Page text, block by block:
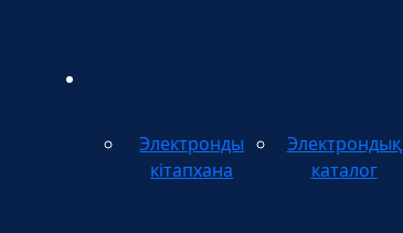
Электронды
кітапхана
Электрондық
каталог